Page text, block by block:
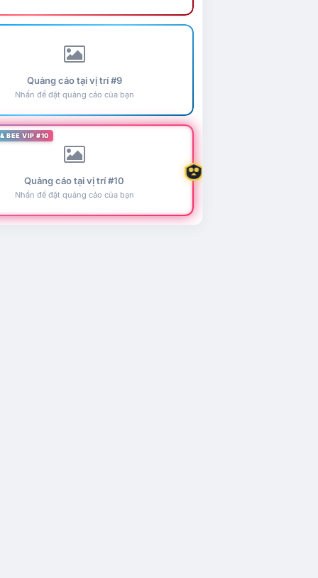
Quảng cáo tại vị trí #9
Nhấn để đặt quảng cáo của bạn
BEE VIP #10
Quảng cáo tại vị trí #10
Nhấn để đặt quảng cáo của bạn